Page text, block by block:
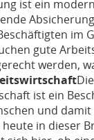
ist ein
im
gute
werden,
Die
ist ein
und
in dieser